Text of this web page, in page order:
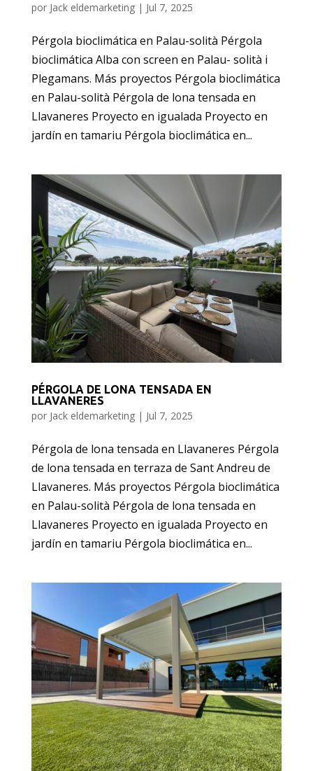
por Jack eldemarketing| Jul 7, 2025
Pérgola bioclimática en Palau-solità Pérgola
bioclimática Alba con screen en Palau- solità i
Plegamans. Más proyectos Pérgola bioclimática
en Palau-solità Pérgola de lona tensada en
Llavaneres Proyecto en igualada Proyecto en
jardín en tamariu Pérgola bioclimática en...
PÉRGOLA DE LONA TENSADA EN
LLAVANERES
por Jack eldemarketing| Jul 7, 2025
Pérgola de lona tensada en Llavaneres Pérgola
de lona tensada en terraza de Sant Andreu de
Llavaneres. Más proyectos Pérgola bioclimática
en Palau-solità Pérgola de lona tensada en
Llavaneres Proyecto en igualada Proyecto en
jardín en tamariu Pérgola bioclimática en...